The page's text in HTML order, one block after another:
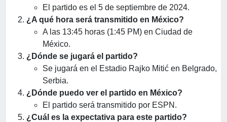
El partido es el 5 de septiembre de 2024.
¿A qué hora será transmitido en México?
A las 13:45 horas (1:45 PM) en Ciudad de
México.
¿Dónde se jugará el partido?
Se jugará en el Estadio Rajko Mitić en Belgrado,
Serbia.
¿Dónde puedo ver el partido en México?
El partido será transmitido por ESPN.
¿Cuál es la expectativa para este partido?